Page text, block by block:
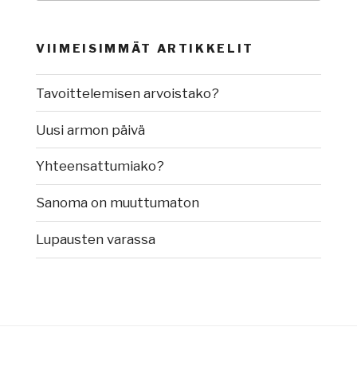
VIIMEISIMMÄT ARTIKKELIT
Tavoittelemisen arvoistako?
Uusi armon päivä
Yhteensattumiako?
Sanoma on muuttumaton
Lupausten varassa